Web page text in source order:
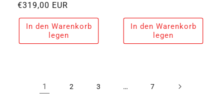
Normaler
Preis
€319,00 EUR
In den Warenkorb
legen
In den Warenkorb
legen
1 2 3 … 7